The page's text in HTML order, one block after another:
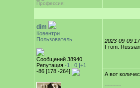
Профессия:
dim
Ковентри
Пользователь
Сообщений 38940
Репутация -1 | 0 |+1
-86 [178 -264]
2023-09-09
From:
А вот
-----------